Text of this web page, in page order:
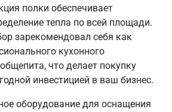
полки обеспечивает
тепла по всей площади.
зарекомендовал себя как
кухонного
что делает покупку
инвестицией в ваш бизнес.
оборудование для оснащения